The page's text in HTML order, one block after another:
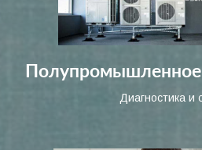
Диагностика и